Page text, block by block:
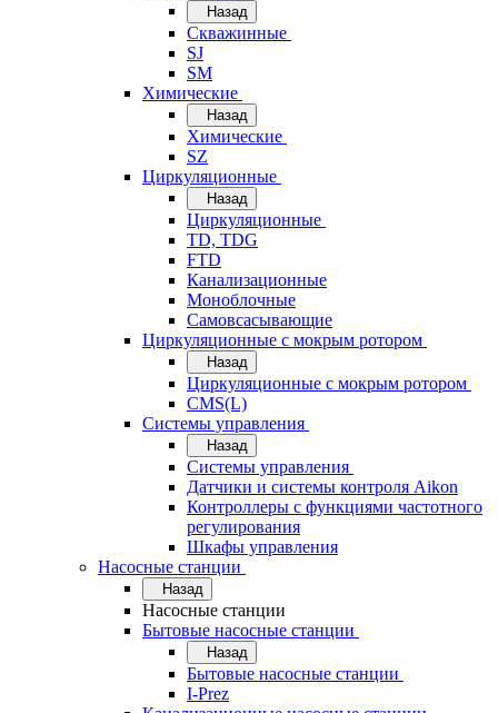
Назад
Скважинные
SJ
SM
Химические
Назад
Химические
SZ
Циркуляционные
Назад
Циркуляционные
TD, TDG
FTD
Канализационные
Моноблочные
Самовсасывающие
Циркуляционные с мокрым ротором
Назад
Циркуляционные с мокрым ротором
CMS(L)
Системы управления
Назад
Системы управления
Датчики и системы контроля Aikon
Контроллеры с функциями частотного
регулирования
Шкафы управления
Насосные станции
Назад
Насосные станции
Бытовые насосные станции
Назад
Бытовые насосные станции
I-Prez